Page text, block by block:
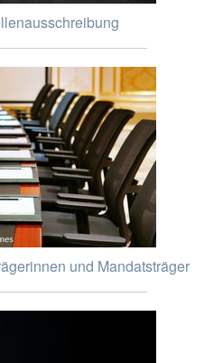
und Mandatsträger